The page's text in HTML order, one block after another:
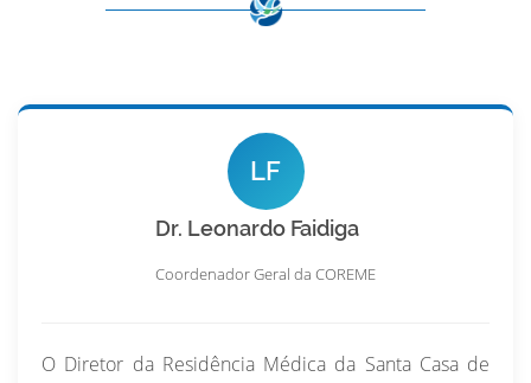
LF
Dr. Leonardo Faidiga
Coordenador Geral da COREME
O Diretor da Residência Médica da Santa Casa de